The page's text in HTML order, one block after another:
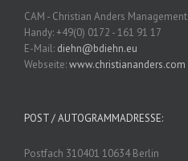
CAM - Christian Anders Management
Handy: +49(0) 0172 - 161 91 17
E-Mail: diehn@bdiehn.eu
Webseite:www.christiananders.com
POST / AUTOGRAMMADRESSE:
Postfach 310401 10634 Berlin